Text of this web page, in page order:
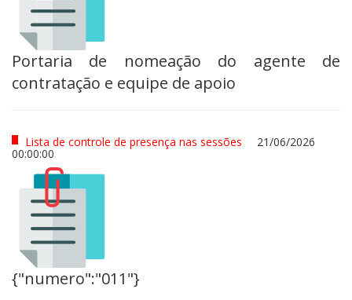
Portaria de nomeação do agente de
contratação e equipe de apoio
Lista de controle de presença nas sessões 21/06/2026
00:00:00
{"numero":"011"}